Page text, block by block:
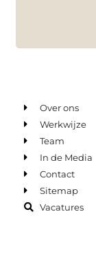
Over ons
Werkwijze
Team
In de Media
Contact
Sitemap
Vacatures